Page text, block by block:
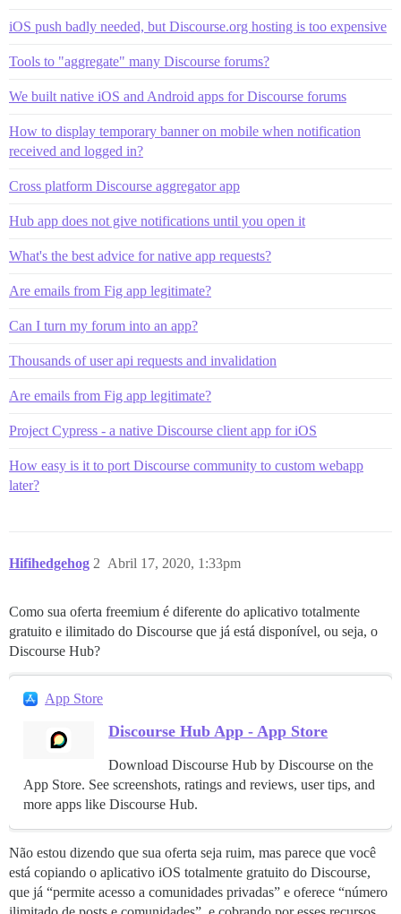
iOS push badly needed, but Discourse.org hosting is too expensive
Tools to "aggregate" many Discourse forums?
We built native iOS and Android apps for Discourse forums
How to display temporary banner on mobile when notification
received and logged in?
Cross platform Discourse aggregator app
Hub app does not give notifications until you open it
What's the best advice for native app requests?
Are emails from Fig app legitimate?
Can I turn my forum into an app?
Thousands of user api requests and invalidation
Are emails from Fig app legitimate?
Project Cypress - a native Discourse client app for iOS
How easy is it to port Discourse community to custom webapp
later?
Hifihedgehog Abril 17, 2020, 1:33pm
2
Como sua oferta freemium é diferente do aplicativo totalmente
gratuito e ilimitado do Discourse que já está disponível, ou seja, o
Discourse Hub?
App Store
Discourse Hub App - App Store
Download Discourse Hub by Discourse on the
App Store. See screenshots, ratings and reviews, user tips, and
more apps like Discourse Hub.
Não estou dizendo que sua oferta seja ruim, mas parece que você
está copiando o aplicativo iOS totalmente gratuito do Discourse,
que já “permite acesso a comunidades privadas” e oferece “número